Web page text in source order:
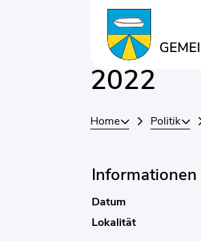
Kopfzeile
2022
Home Politik
Informationen
Datum
Lokalität
Zugehörige